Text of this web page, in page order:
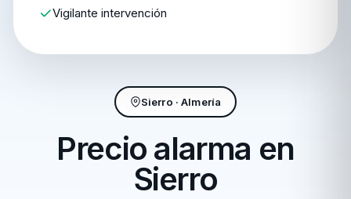
Sierro · Almería
Precio alarma en
Sierro
Vigilante intervención